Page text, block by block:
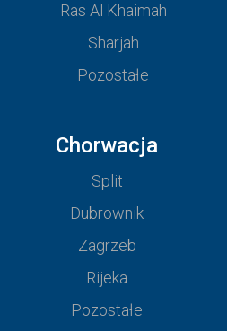
Ras Al Khaimah
Sharjah
Pozostałe
Chorwacja
Split
Dubrownik
Zagrzeb
Rijeka
Pozostałe